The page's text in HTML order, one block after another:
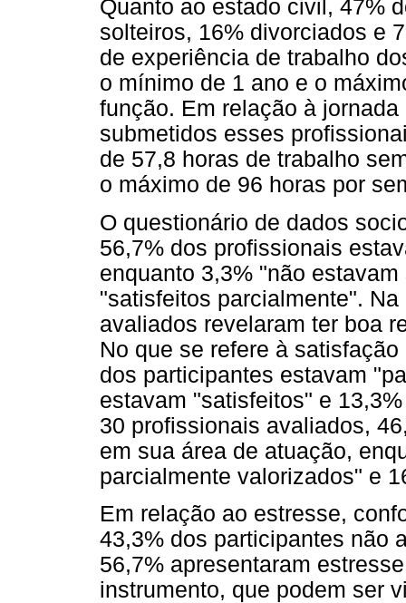
Quanto ao estado civil, 47%
solteiros, 16% divorciados e
de experiência de trabalho
o mínimo de 1 ano e o
função. Em relação à
submetidos esses
de 57,8 horas de trabalho
o máximo de 96 horas por
O questionário de dados
56,7% dos profissionais
enquanto 3,3% "não
"satisfeitos parcialmente".
avaliados revelaram ter boa
No que se refere à
dos participantes estavam
estavam "satisfeitos" e
30 profissionais avaliados,
em sua área de atuação,
parcialmente valorizados" e
Em relação ao estresse,
43,3% dos participantes não
56,7% apresentaram
instrumento, que podem ser